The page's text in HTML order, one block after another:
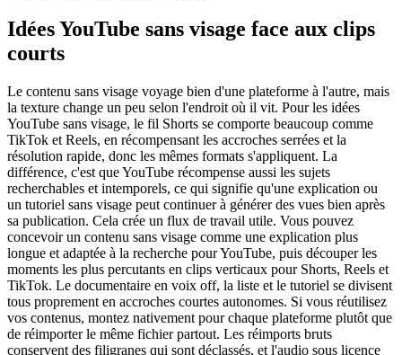
Idées YouTube sans visage face aux clips
courts
Le contenu sans visage voyage bien d'une plateforme à l'autre, mais
la texture change un peu selon l'endroit où il vit. Pour les idées
YouTube sans visage, le fil Shorts se comporte beaucoup comme
TikTok et Reels, en récompensant les accroches serrées et la
résolution rapide, donc les mêmes formats s'appliquent. La
différence, c'est que YouTube récompense aussi les sujets
recherchables et intemporels, ce qui signifie qu'une explication ou
un tutoriel sans visage peut continuer à générer des vues bien après
sa publication. Cela crée un flux de travail utile. Vous pouvez
concevoir un contenu sans visage comme une explication plus
longue et adaptée à la recherche pour YouTube, puis découper les
moments les plus percutants en clips verticaux pour Shorts, Reels et
TikTok. Le documentaire en voix off, la liste et le tutoriel se divisent
tous proprement en accroches courtes autonomes. Si vous réutilisez
vos contenus, montez nativement pour chaque plateforme plutôt que
de réimporter le même fichier partout. Les réimports bruts
conservent des filigranes qui sont déclassés, et l'audio sous licence